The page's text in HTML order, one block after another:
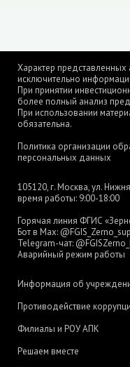
Характер представленных
исключительно
При принятии
более полный анализ
При использовании
обязательна.
Политика организации
персональных данных
105120, г. Москва, ул.
время работы: 9:00-18:00
Горячая линия ФГИС
Бот в Max:
Telegram-чат:
Аварийный режим работы
Информация об
Противодействие
Филиалы и РОУ АПК
Решаем вместе